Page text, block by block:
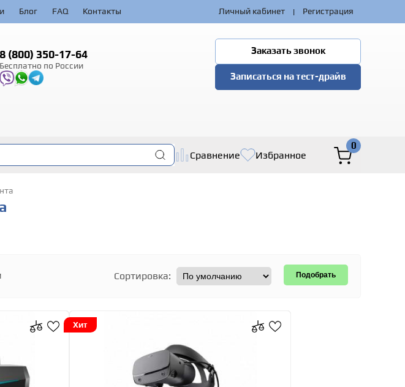
Блог FAQ Контакты Личный кабинет | Регистрация
8 (800) 350-17-64
Бесплатно по России
Заказать звонок
Записаться на тест-драйв
Сравнение Избранное
0
Сортировка:
Хит